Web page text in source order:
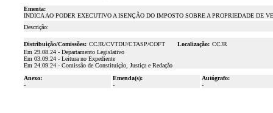
Ementa:
INDICA AO PODER EXECUTIVO A ISENÇÃO DO IMPOSTO SOBRE A PROPRIEDADE DE
Descrição:
Distribuição/Comissões: CCJR/CVTDU/CTASP/COFT Localização: CCJR
Em 29.08.24 - Departamento Legislativo
Em 03.09.24 - Leitura no Expediente
Em 24.09.24 - Comissão de Constituição, Justiça e Redação
Anexo:
-
Emenda(s):
-
Autógrafo:
-